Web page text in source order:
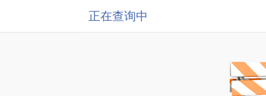
正在查询中